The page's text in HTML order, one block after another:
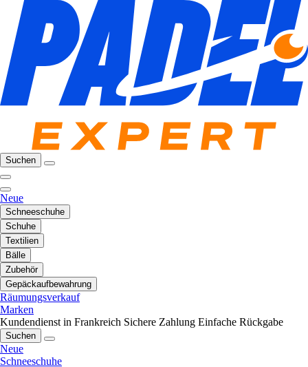
Suchen
Neue
Schneeschuhe
Schuhe
Textilien
Bälle
Zubehör
Gepäckaufbewahrung
Räumungsverkauf
Marken
Kundendienst in Frankreich Sichere Zahlung Einfache Rückgabe
Suchen
Neue
Schneeschuhe